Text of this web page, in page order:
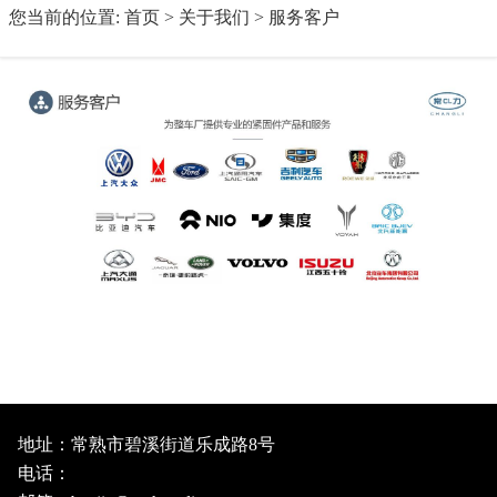
您当前的位置: 首页> 关于我们 > 服务客户
地址：常熟市碧溪街道乐成路8号
电话：